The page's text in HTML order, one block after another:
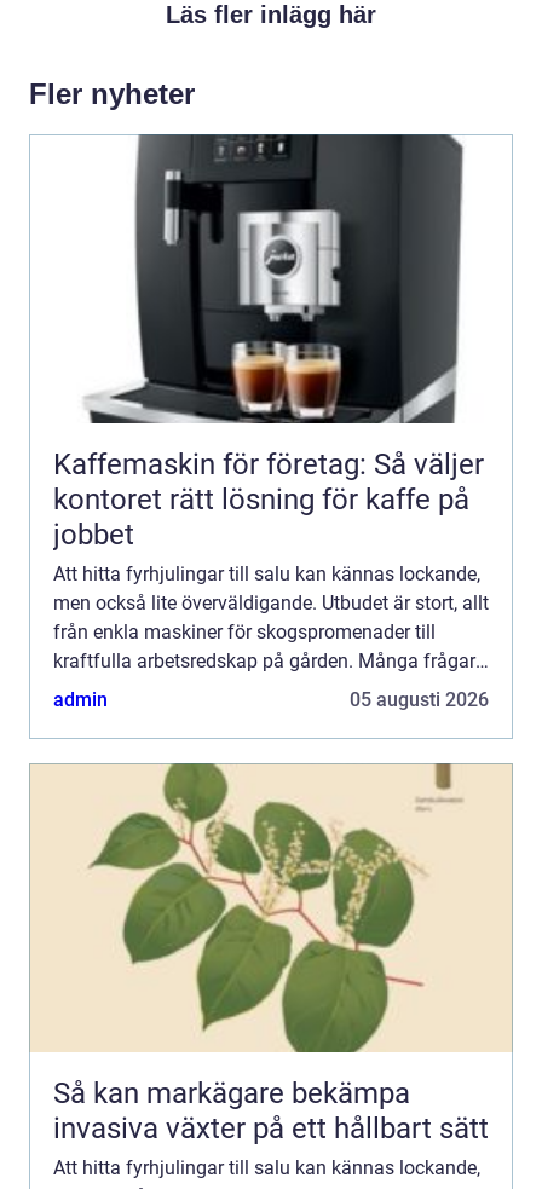
Läs fler inlägg här
Fler nyheter
Kaffemaskin för företag: Så väljer
kontoret rätt lösning för kaffe på
jobbet
Att hitta fyrhjulingar till salu kan kännas lockande,
men också lite överväldigande. Utbudet är stort, allt
från enkla maskiner för skogspromenader till
kraftfulla arbetsredskap på gården. Många frågar
sig: Vad ska man egentligen titta efter, hur ski...
admin 05 augusti 2026
Så kan markägare bekämpa
invasiva växter på ett hållbart sätt
Att hitta fyrhjulingar till salu kan kännas lockande,